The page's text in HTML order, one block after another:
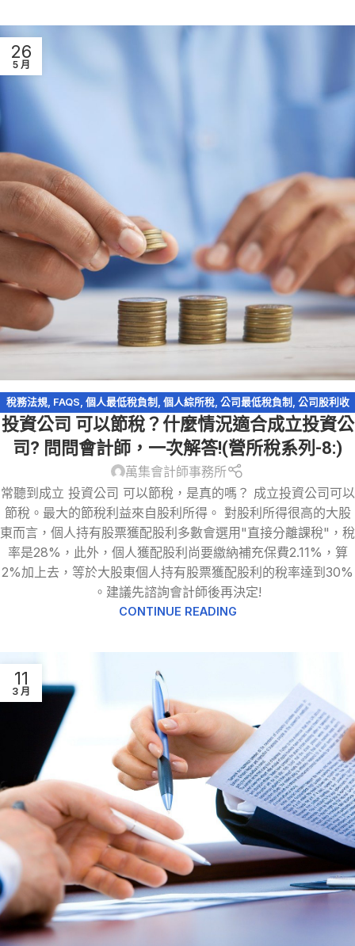
26
5 月
稅務法規, FAQS, 個人最低稅負制 , 個人綜所稅, 公司最低稅負制 , 公司股利收
入,會計處理,有限公司, 未分配盈餘稅,營利事業所得稅,稅務問答-營利事業所
得稅, 股份有限公司,股利收入 資產傳承,輕鬆節稅,閉鎖型股份有限公司
投資公司 可以節稅？什麼情況適合成立投資公
司? 問問會計師，一次解答!(營所稅系列-8:)
萬集會計師事務所
常聽到成立 投資公司 可以節稅，是真的嗎？ 成立投資公司可以
節稅。最大的節稅利益來自股利所得。 對股利所得很高的大股
東而言，個人持有股票獲配股利多數會選用"直接分離課稅"，稅
率是28%，此外，個人獲配股利尚要繳納補充保費2.11%，算
2%加上去，等於大股東個人持有股票獲配股利的稅率達到30%
。建議先諮詢會計師後再決定!
CONTINUE READING
11
3 月